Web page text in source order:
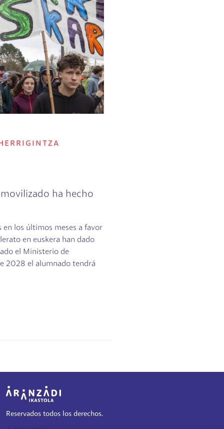
ha hecho
en los últimos meses a favor
en euskera han dado
el Ministerio de
2028 el alumnado tendrá
Irudia
Reservados todos los derechos.